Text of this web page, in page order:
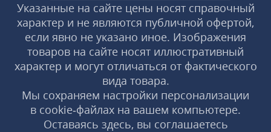
Указанные на сайте цены носят справочный
характер и не являются публичной офертой,
если явно не указано иное. Изображения
товаров на сайте носят иллюстративный
характер и могут отличаться от фактического
вида товара.
Мы сохраняем настройки персонализации
в cookie‑файлах на вашем компьютере.
Оставаясь здесь, вы соглашаетесь